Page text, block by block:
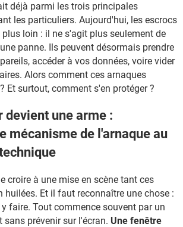
déjà parmi les trois principales
les particuliers. Aujourd'hui, les escrocs
loin : il ne s'agit plus seulement de
panne. Ils peuvent désormais prendre
accéder à vos données, voire vider
Alors comment ces arnaques
Et surtout, comment s'en protéger ?
devient une arme :
mécanisme de l'arnaque au
croire à une mise en scène tant ces
huilées. Et il faut reconnaître une chose :
faire. Tout commence souvent par un
sans prévenir sur l'écran. Une fenêtre